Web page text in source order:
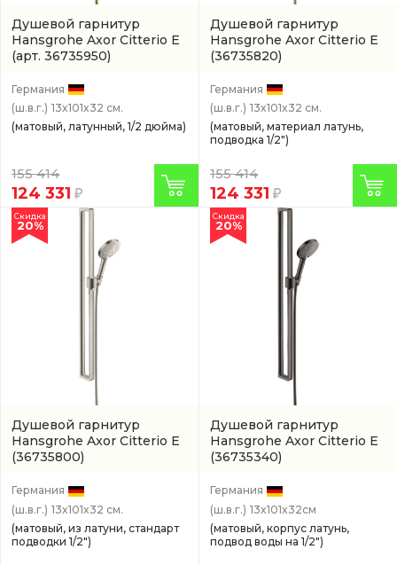
Душевой гарнитур
Hansgrohe Axor Citterio E
(арт. 36735950)
Германия
(ш.в.г.) 13x101x32 см.
(матовый, латунный, 1/2 дюйма)
155 414
124 331
Душевой гарнитур
Hansgrohe Axor Citterio E
(36735820)
Германия
(ш.в.г.) 13x101x32 см.
(матовый, материал латунь,
подводка 1/2")
155 414
124 331
Душевой гарнитур
Hansgrohe Axor Citterio E
(36735800)
Скидка
20%
Германия
(ш.в.г.) 13x101x32 см.
(матовый, из латуни, стандарт
подводки 1/2")
Душевой гарнитур
Hansgrohe Axor Citterio E
(36735340)
Скидка
20%
Германия
(ш.в.г.) 13x101x32см
(матовый, корпус латунь,
подвод воды на 1/2")